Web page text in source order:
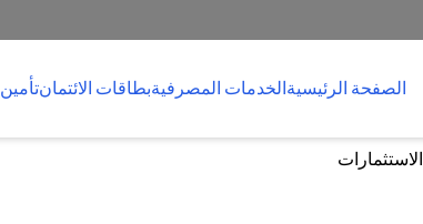
الصفحة الرئيسيةالخدمات المصرفيةبطاقات الائتمانتأمين
الاستثمارات